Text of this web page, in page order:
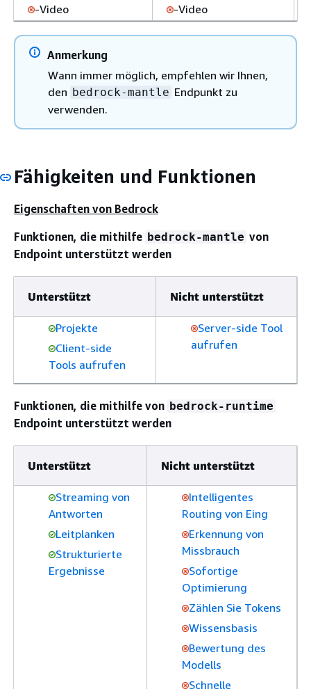
-Video
-Video
Anmerkung
Wann immer möglich, empfehlen wir Ihnen,
den bedrock-mantle Endpunkt zu
verwenden.
Fähigkeiten und Funktionen
Eigenschaften von Bedrock
Funktionen, die mithilfe bedrock-mantle von
Endpoint unterstützt werden
Unterstützt Nicht unterstützt
Projekte
Client-side
Tools aufrufen
Server-side Tool
aufrufen
Funktionen, die mithilfe von bedrock-runtime
Endpoint unterstützt werden
Unterstützt Nicht unterstützt
Streaming von
Antworten
Leitplanken
Strukturierte
Ergebnisse
Intelligentes
Routing von Eing
Erkennung von
Missbrauch
Sofortige
Optimierung
Zählen Sie Tokens
Wissensbasis
Bewertung des
Modells
Schnelle